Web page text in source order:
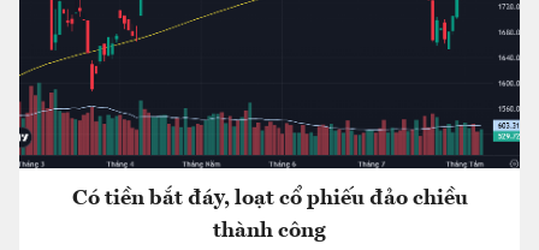
Có tiền bắt đáy, loạt cổ phiếu đảo chiều
thành công